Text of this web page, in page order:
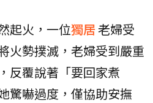
起火，一位獨居老婦受
火勢撲滅，老婦受到嚴重
反覆說著「要回家煮
驚嚇過度，僅協助安撫